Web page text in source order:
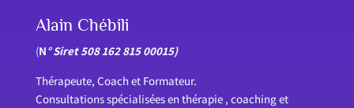
Alain Chébili
(N° Siret 508 162 815 00015)
Thérapeute, Coach et Formateur.
Consultations spécialisées en thérapie , coaching et